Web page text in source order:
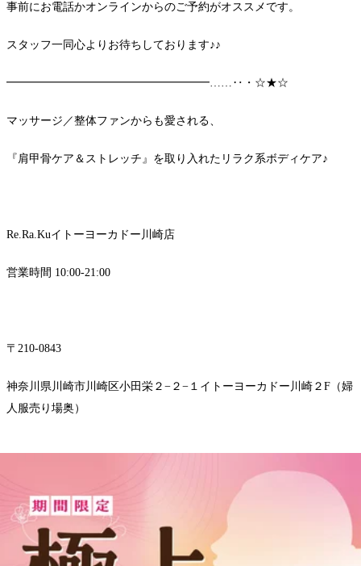
事前にお電話かオンラインからのご予約がオススメです。
スタッフ一同心よりお待ちしております♪♪
━━━━━━━━━━━━━━━━━━……‥・☆★☆
マッサージ／整体ファンからも愛される、
『肩甲骨ケア＆ストレッチ』を取り入れたリラク系ボディケア♪
Re.Ra.Kuイトーヨーカドー川崎店
営業時間 10:00-21:00
〒210-0843
神奈川県川崎市川崎区小田栄２−２−１イトーヨーカドー川崎２F（婦
人服売り場奥）
アクセス